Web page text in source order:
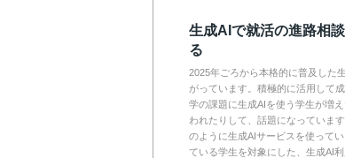
生成AIで就活の進路相
る
2025年ごろから本格的に普及した
がっています。積極的に活用して
学の課題に生成AIを使う学生が増
われたりして、話題になっていま
のように生成AIサービスを使って
ている学生を対象にした、生成AI